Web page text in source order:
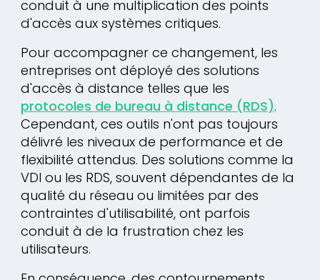
conduit à une multiplication des points
d'accès aux systèmes critiques.
Pour accompagner ce changement, les
entreprises ont déployé des solutions
d'accès à distance telles que les
protocoles de bureau à distance (RDS).
Cependant, ces outils n'ont pas toujours
délivré les niveaux de performance et de
flexibilité attendus. Des solutions comme la
VDI ou les RDS, souvent dépendantes de la
qualité du réseau ou limitées par des
contraintes d'utilisabilité, ont parfois
conduit à de la frustration chez les
utilisateurs.